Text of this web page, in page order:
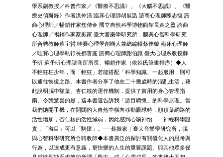
學系副教授／科普作家／《醫療不思議》、《大腦不思議》、《醫
療史偵辦錄》作者洪仲清 臨床心理師胡展誥 諮商心理師陳志恆 諮
商心理師／暢銷作家焦傳金 國立自然科學博物館館長黃之盈 諮商
心理師／暢銷作家蔡振家 臺大音樂學研究所，腦與心智科學研究
所合聘教師蔡宇哲 哇賽心理學創辦人兼總編輯蔡佳璇 臨床心理師
／哇賽心理學執行長鄧善庭 諮商心理師謝伯讓 臺大心理系教授蘇
予昕 蘇予昕心理諮商所所長、暢銷作家（依姓氏筆畫排序）◆人
不輕狂枉少年，而「輕狂」若能搭配「科學知識」一起服用，則可
以通往恢復之路。本書作者分享了他在二十幾歲時的混亂生活，藉
此說明腦中額葉、杏仁核的運作機制，提供了實用的身心管理指
南。令我驚喜的是，這本書還告訴我「游目騁懷」的科學原理。當
我們拋開手機，在開闊的大自然中橫向移動眼球時，額頂葉網路的
活性增加，杏仁核的活性減弱，因此感到心曠神怡——神經科學證
實，「游目」可以「騁懷」。──蔡振家｜臺大音樂學研究所，腦
與心智科學研究所合聘教師◆本書廣泛的探討有關優化人的思考與
行為，以達成更有意義，更快樂的人生的重要課題。與其他眾多僅